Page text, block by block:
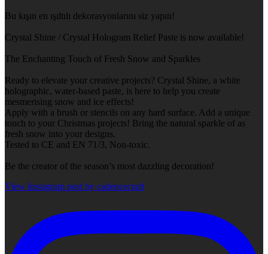
Bu kışın en ışıltılı dekorasyonlarını siz yapın!
Crystal Shine / Crystal Hologram Relief Paste is now available!
The Enchanting Touch of Fresh Snow and Sparkles
Ready to elevate your creative projects? Crystal Shine, a white
holographic, water-based paste, is here to help you create
mesmerising snow and ice effects!
Apply with a brush or stencils on any hard surface. Add a unique
touch to your Christmas projects! Bring the natural sparkle of as
fresh snow into your designs.
Tested to CE and EN 71/3, Non-toxic.
Be the creator of the season’s most dazzling decoration!
View Instagram post by cadencecraft